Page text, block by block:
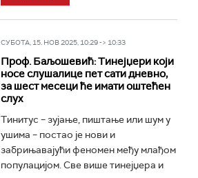
СУБОТА, 15. НОВ 2025, 10:29 -> 10:33
Проф. Баљошевић: Тинејџери који
носе слушалице пет сати дневно,
за шест месеци ће имати оштећен
слух
Тинитус – зујање, пиштање или шум у
ушима – постао је нови и
забрињавајући феномен међу млађом
популацијом. Све више тинејџера и